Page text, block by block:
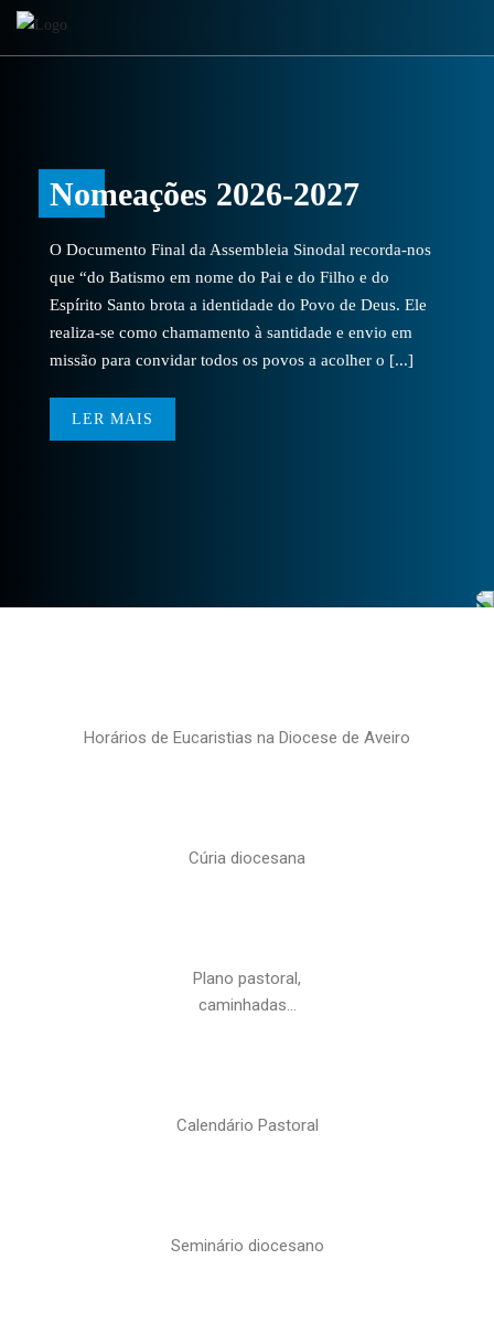
Nomeações 2026-2027
O Documento Final da Assembleia Sinodal recorda-nos
que “do Batismo em nome do Pai e do Filho e do
Espírito Santo brota a identidade do Povo de Deus. Ele
realiza-se como chamamento à santidade e envio em
missão para convidar todos os povos a acolher o [...]
LER MAIS
Horários de Eucaristias na Diocese de Aveiro
Cúria diocesana
Plano pastoral,
caminhadas…
Calendário Pastoral
Seminário diocesano